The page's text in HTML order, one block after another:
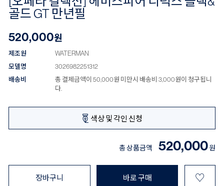
골드 GT 만년필
520,000원
제조원
WATERMAN
모델명
3026982251312
배송비
총 결제금액이 50,000원 미만시 배송비 3,000원이 청구됩니
다.
색상 및 각인 신청
총 상품금액 520,000원
장바구니 바로 구매 ♡